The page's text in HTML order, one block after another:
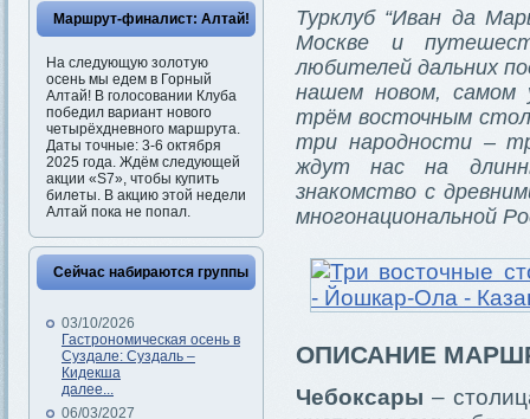
Маршрут-финалист: Алтай!
На следующую золотую
осень мы едем в Горный
Алтай! В голосовании Клуба
победил вариант нового
четырёхдневного маршрута.
Даты точные: 3-6 октября
2025 года. Ждём следующей
акции «S7», чтобы купить
билеты. В акцию этой недели
Алтай пока не попал.
Сейчас набираются группы
03/10/2026
Гастрономическая осень в
Суздале: Суздаль –
Кидекша
далее...
06/03/2027
Турклуб “Иван да
Москве и
любителей дальних
нашем новом, самом
трём восточным
три народности –
ждут нас на
знакомство с
многонациональной
ОПИСАНИЕ
Чебоксары –